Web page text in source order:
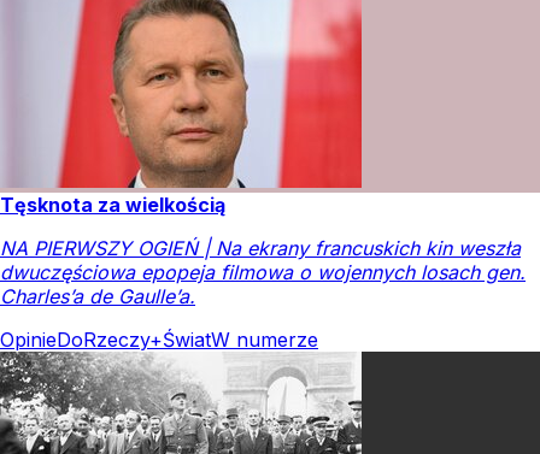
Tęsknota za wielkością
NA PIERWSZY OGIEŃ | Na ekrany francuskich kin weszła
dwuczęściowa epopeja filmowa o wojennych losach gen.
Charles’a de Gaulle’a.
OpinieDoRzeczy+ŚwiatW numerze